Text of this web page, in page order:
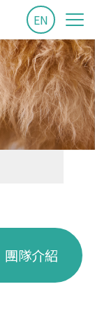
EN
團隊介紹